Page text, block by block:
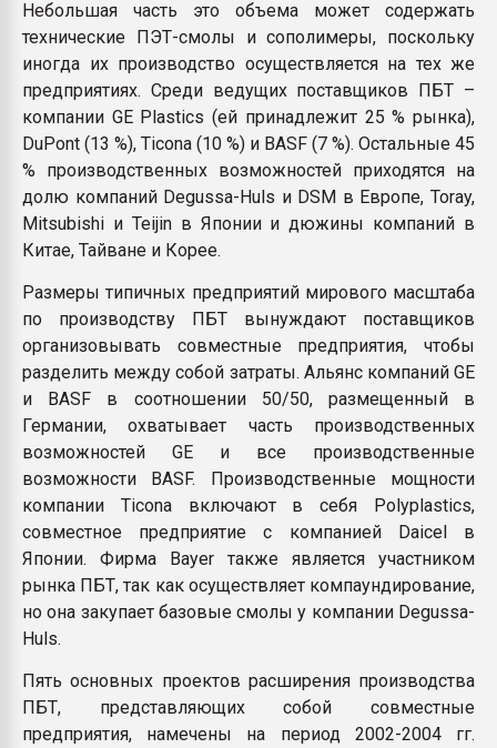
Небольшая часть это объема может содержать
технические ПЭТ-смолы и сополимеры, поскольку
иногда их производство осуществляется на тех же
предприятиях. Среди ведущих поставщиков ПБТ –
компании GE Plastics (ей принадлежит 25 % рынка),
DuPont (13 %), Ticona (10 %) и BASF (7 %). Остальные 45
% производственных возможностей приходятся на
долю компаний Degussa-Huls и DSM в Европе, Toray,
Mitsubishi и Teijin в Японии и дюжины компаний в
Китае, Тайване и Корее.
Размеры типичных предприятий мирового масштаба
по производству ПБТ вынуждают поставщиков
организовывать совместные предприятия, чтобы
разделить между собой затраты. Альянс компаний GE
и BASF в соотношении 50/50, размещенный в
Германии, охватывает часть производственных
возможностей GE и все производственные
возможности BASF. Производственные мощности
компании Ticona включают в себя Polyplastics,
совместное предприятие с компанией Daicel в
Японии. Фирма Bayer также является участником
рынка ПБТ, так как осуществляет компаундирование,
но она закупает базовые смолы у компании Degussa-
Huls.
Пять основных проектов расширения производства
ПБТ, представляющих собой совместные
предприятия, намечены на период 2002-2004 гг.